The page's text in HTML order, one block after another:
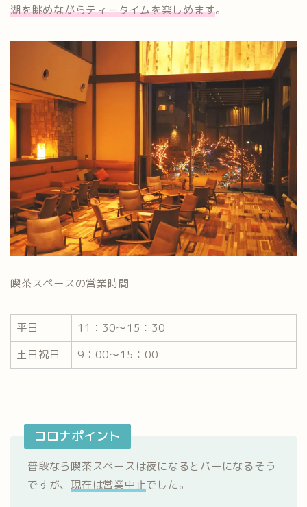
湖を眺めながらティータイムを楽しめます。
喫茶スペースの営業時間
平日
11：30～15：30
土日祝日
9：00～15：00
コロナポイント
普段なら喫茶スペースは夜になるとバーになるそう
ですが、現在は営業中止でした。